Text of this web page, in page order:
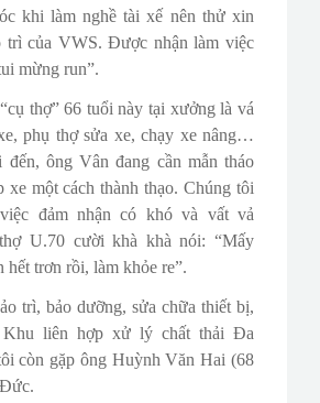
khi làm nghề tài xế nên thử xin
trì của VWS. Được nhận làm việc
mừng run”.
thợ” 66 tuổi này tại xưởng là vá
phụ thợ sửa xe, chạy xe nâng…
đến, ông Vân đang cần mẫn tháo
xe một cách thành thạo. Chúng tôi
đảm nhận có khó và vất vả
U.70 cười khà khà nói: “Mấy
hết trơn rồi, làm khỏe re”.
trì, bảo dưỡng, sửa chữa thiết bị,
Khu liên hợp xử lý chất thải Đa
còn gặp ông Huỳnh Văn Hai (68